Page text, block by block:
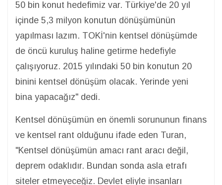
50 bin konut hedefimiz var. Türkiye'de 20 yıl
içinde 5,3 milyon konutun dönüşümünün
yapılması lazım. TOKİ'nin kentsel dönüşümde
de öncü kuruluş haline getirme hedefiyle
çalışıyoruz. 2015 yılındaki 50 bin konutun 20
binini kentsel dönüşüm olacak. Yerinde yeni
bina yapacağız" dedi.
Kentsel dönüşümün en önemli sorununun finans
ve kentsel rant olduğunu ifade eden Turan,
"Kentsel dönüşümün amacı rant aracı değil,
deprem odaklıdır. Bundan sonda asla etrafı
siteler etmeyeceğiz. Devlet eliyle insanları